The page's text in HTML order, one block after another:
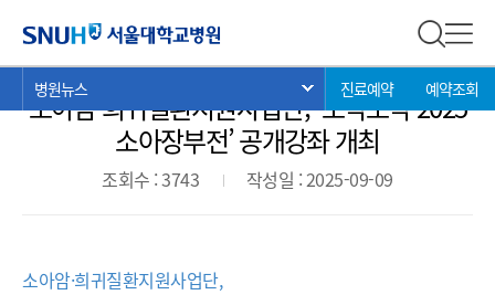
전체 검
현
재
병원뉴스 서브 메뉴 목록 열기
진료예약 예약조회
병원뉴스
소아암·희귀질환지원사업단, ‘토닥토닥 2025
소아장부전’ 공개강좌 개최
조회수 : 3743 작성일 : 2025-09-09
소아암·희귀질환지원사업단,